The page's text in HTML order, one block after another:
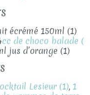
écrémé 150ml (1)
cc de choco balade (
jus d’orange (1)
Lesieur (1), 1